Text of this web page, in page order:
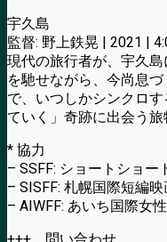
宇久島
監督: 野上鉄晃 | 2021 |
現代の旅行者が、宇久
を馳せながら、今尚息
で、いつしかシンクロ
ていく」奇跡に出会う旅
* 協力
– SSFF: ショートショ
– SISFF: 札幌国際短編
– AIWFF: あいち国際女
+++ 問い合わせ